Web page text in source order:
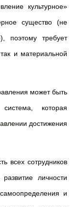
культурное»
существо (не
поэтому требует
и материальной
может быть
которая
достижения
всех сотрудников
личности
и